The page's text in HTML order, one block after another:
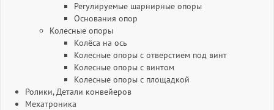
Регулируемые шарнирные опоры
Основания опор
Колесные опоры
Колёса на ось
Колесные опоры с отверстием под винт
Колесные опоры с винтом
Колесные опоры с площадкой
Ролики, Детали конвейеров
Мехатроника